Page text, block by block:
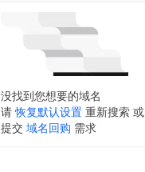
没找到您想要的域名
请 恢复默认设置 重新搜索 或
提交 域名回购 需求